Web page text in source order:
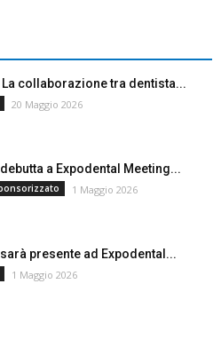
collaborazione tra dentista...
20 Maggio 2026
a Expodental Meeting...
1 Maggio 2026
presente ad Expodental...
1 Maggio 2026